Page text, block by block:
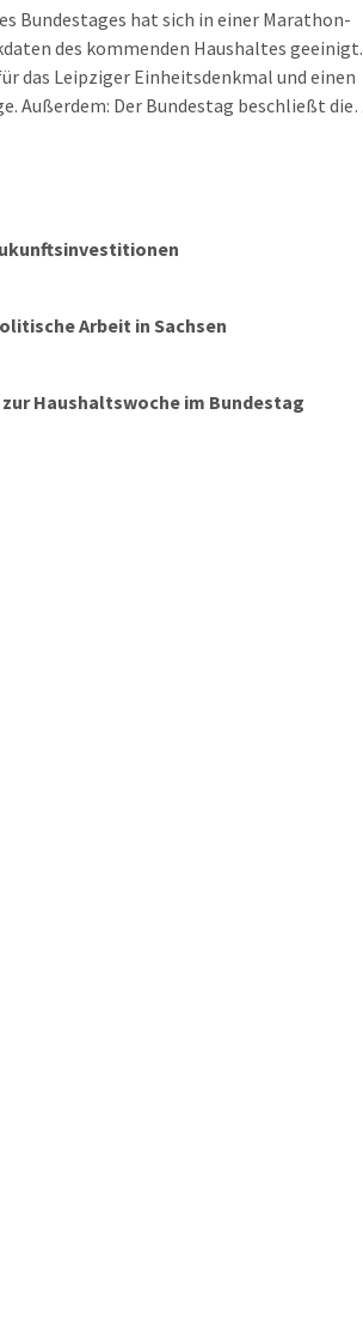
Bundestages hat sich in einer Marathon-
des kommenden Haushaltes geeinigt.
das Leipziger Einheitsdenkmal und einen
Außerdem: Der Bundestag beschließt die
Die LZ fasst zusammen, was am
Arbeit in Sachsen
Haushaltswoche im Bundestag